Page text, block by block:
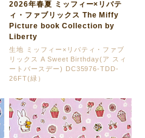
2026年春夏 ミッフィー×リバテ
ィ・ファブリックス The Miffy
Picture book Collection by
Liberty
生地 ミッフィー×リバティ・ファブ
リックス A Sweet Birthday(ア スィ
ートバースデー) DC35976-TDD-
26FT(緑）